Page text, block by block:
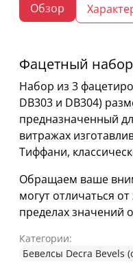
Обзор
Фацетный набор
Набор из 3
DB303 и DB304)
предназначенный
витражах
Тиффани,
Обращаем ваше
могут отличаться
пределах значений
Категории:
Бевелсы Decra Bevels